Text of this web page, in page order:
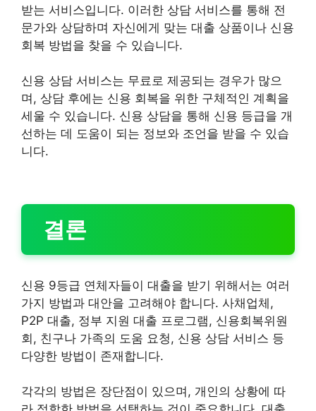
받는 서비스입니다. 이러한 상담 서비스를 통해 전
문가와 상담하며 자신에게 맞는 대출 상품이나 신용
회복 방법을 찾을 수 있습니다.
신용 상담 서비스는 무료로 제공되는 경우가 많으
며, 상담 후에는 신용 회복을 위한 구체적인 계획을
세울 수 있습니다. 신용 상담을 통해 신용 등급을 개
선하는 데 도움이 되는 정보와 조언을 받을 수 있습
니다.
결론
신용 9등급 연체자들이 대출을 받기 위해서는 여러
가지 방법과 대안을 고려해야 합니다. 사채업체,
P2P 대출, 정부 지원 대출 프로그램, 신용회복위원
회, 친구나 가족의 도움 요청, 신용 상담 서비스 등
다양한 방법이 존재합니다.
각각의 방법은 장단점이 있으며, 개인의 상황에 따